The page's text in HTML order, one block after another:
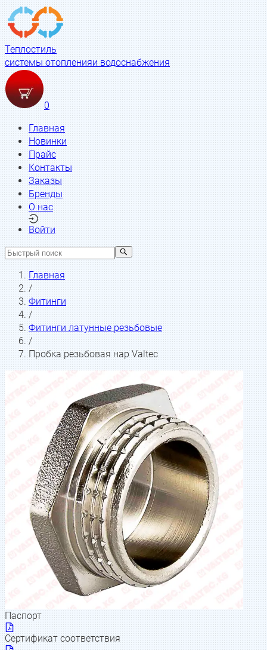
Теплостиль
системы отопленияи водоснабжения
0
Главная
Новинки
Прайс
Контакты
Заказы
Бренды
О нас
Войти
Главная
/
Фитинги
/
Фитинги латунные резьбовые
/
Пробка резьбовая нар Valtec
Паспорт
Сертификат соответствия